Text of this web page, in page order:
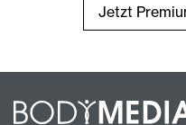
Jetzt